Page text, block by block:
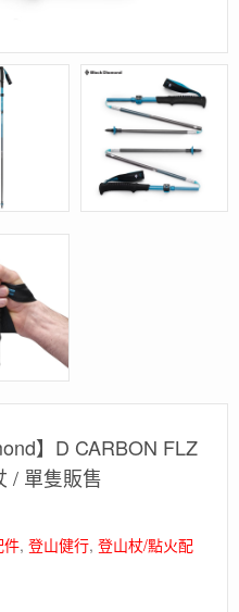
】D CARBON FLZ
/ 單隻販售
件, 登山健行, 登山杖/點火配